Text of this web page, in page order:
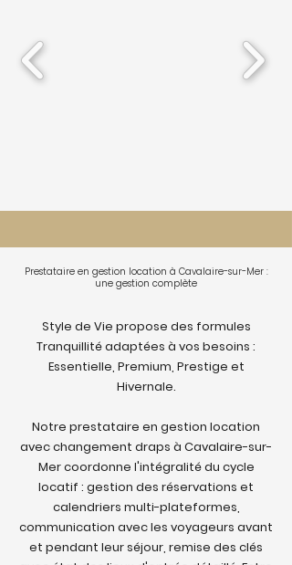
Prestataire en gestion location à Cavalaire-sur-Mer :
une gestion complète
Style de Vie propose des formules
Tranquillité adaptées à vos besoins :
Essentielle, Premium, Prestige et
Hivernale.
Notre prestataire en gestion location
avec changement draps à Cavalaire-sur-
Mer coordonne l'intégralité du cycle
locatif : gestion des réservations et
calendriers multi-plateformes,
communication avec les voyageurs avant
et pendant leur séjour, remise des clés